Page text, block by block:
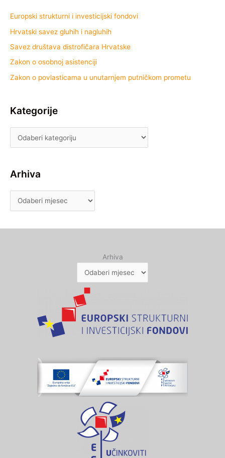
Europski strukturni i investicijski fondovi
Hrvatski savez gluhih i nagluhih
Savez društava distrofičara Hrvatske
Zakon o osobnoj asistenciji
Zakon o povlasticama u unutarnjem putničkom prometu
Kategorije
Arhiva
Arhiva